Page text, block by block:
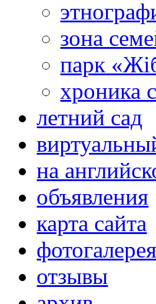
зона
парк
хроника
летний сад
на
объявления
карта сайта
фотогалерея
отзывы